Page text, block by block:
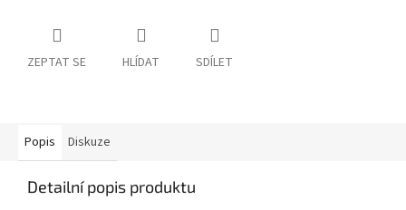
ZEPTAT SE HLÍDAT SDÍLET
Popis Diskuze
Detailní popis produktu